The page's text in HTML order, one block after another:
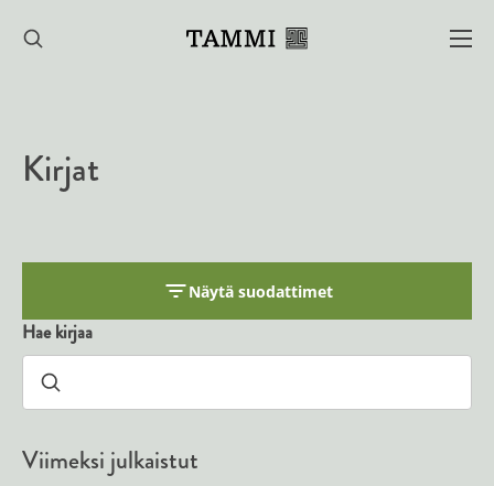
sisältöön
Kirjat
Näytä suodattimet
Hae kirjaa
Viimeksi julkaistut